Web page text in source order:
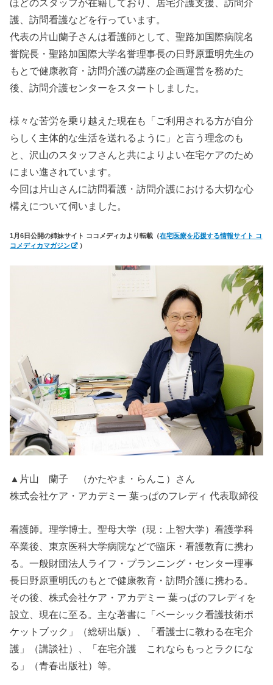
ほどのスタッフが在籍しており、居宅介護支援、訪問介
護、訪問看護などを行っています。
代表の片山蘭子さんは看護師として、聖路加国際病院名
誉院長・聖路加国際大学名誉理事長の日野原重明先生の
もと で健康教育・訪問介護の講座の企画運営を務めた
後、訪問介護センターをスタートしました。
様々な苦労を乗り越えた現在も「ご利用される方が自分
らしく主体的な生活を送れるように」と言う理念のも
と、沢山のスタッフさんと共によりよい在宅ケアのため
にまい進されています。
今回は片山さんに訪問看護・訪問介護における大切な心
構えについて伺いました。
1月6日公開の姉妹サイト ココメディカより転載（在宅医療を応援する情報サイト コ
コメディカマガジン
）
▲片山 蘭子 （かたやま・らんこ）さん
株式会社ケア・アカデミー 葉っぱのフレディ 代表取締役
看護師。理学博士。聖母大学（現：上智大学）看護学科
卒業後、東京医科大学病院などで臨床・看護教育に携わ
る。一般財団法人ライフ・プランニング・センター理事
長日野原重明氏のもとで健康教育・訪問介護に携わる。
その後、株式会社ケア・アカデミー 葉っぱのフレディを
設立、現在に至る。主な著書に「ベーシック看護技術ポ
ケットブック」（総研出版）、「看護士に教わる在宅介
護」（講談社）、「在宅介護 これならもっとラクにな
る」（青春出版社）等。